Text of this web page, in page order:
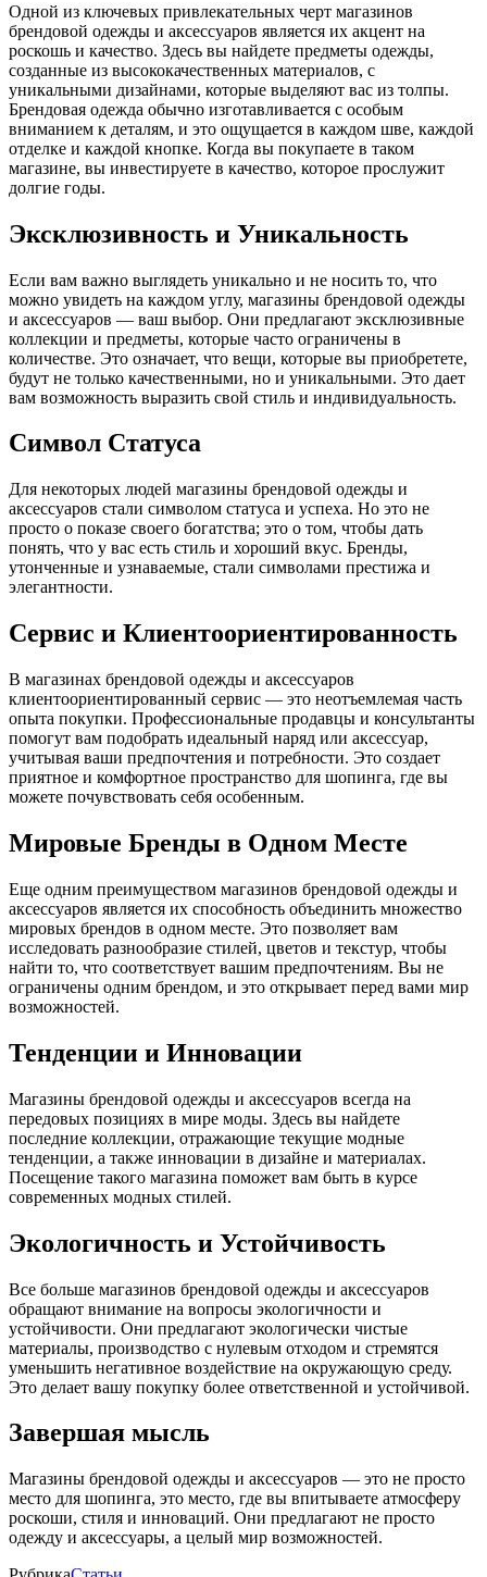
Одной из ключевых привлекательных черт магазинов
брендовой одежды и аксессуаров является их акцент на
роскошь и качество. Здесь вы найдете предметы одежды,
созданные из высококачественных материалов, с
уникальными дизайнами, которые выделяют вас из толпы.
Брендовая одежда обычно изготавливается с особым
вниманием к деталям, и это ощущается в каждом шве, каждой
отделке и каждой кнопке. Когда вы покупаете в таком
магазине, вы инвестируете в качество, которое прослужит
долгие годы.
Эксклюзивность и Уникальность
Если вам важно выглядеть уникально и не носить то, что
можно увидеть на каждом углу, магазины брендовой одежды
и аксессуаров — ваш выбор. Они предлагают эксклюзивные
коллекции и предметы, которые часто ограничены в
количестве. Это означает, что вещи, которые вы приобретете,
будут не только качественными, но и уникальными. Это дает
вам возможность выразить свой стиль и индивидуальность.
Символ Статуса
Для некоторых людей магазины брендовой одежды и
аксессуаров стали символом статуса и успеха. Но это не
просто о показе своего богатства; это о том, чтобы дать
понять, что у вас есть стиль и хороший вкус. Бренды,
утонченные и узнаваемые, стали символами престижа и
элегантности.
Сервис и Клиентоориентированность
В магазинах брендовой одежды и аксессуаров
клиентоориентированный сервис — это неотъемлемая часть
опыта покупки. Профессиональные продавцы и консультанты
помогут вам подобрать идеальный наряд или аксессуар,
учитывая ваши предпочтения и потребности. Это создает
приятное и комфортное пространство для шопинга, где вы
можете почувствовать себя особенным.
Мировые Бренды в Одном Месте
Еще одним преимуществом магазинов брендовой одежды и
аксессуаров является их способность объединить множество
мировых брендов в одном месте. Это позволяет вам
исследовать разнообразие стилей, цветов и текстур, чтобы
найти то, что соответствует вашим предпочтениям. Вы не
ограничены одним брендом, и это открывает перед вами мир
возможностей.
Тенденции и Инновации
Магазины брендовой одежды и аксессуаров всегда на
передовых позициях в мире моды. Здесь вы найдете
последние коллекции, отражающие текущие модные
тенденции, а также инновации в дизайне и материалах.
Посещение такого магазина поможет вам быть в курсе
современных модных стилей.
Экологичность и Устойчивость
Все больше магазинов брендовой одежды и аксессуаров
обращают внимание на вопросы экологичности и
устойчивости. Они предлагают экологически чистые
материалы, производство с нулевым отходом и стремятся
уменьшить негативное воздействие на окружающую среду.
Это делает вашу покупку более ответственной и устойчивой.
Завершая мысль
Магазины брендовой одежды и аксессуаров — это не просто
место для шопинга, это место, где вы впитываете атмосферу
роскоши, стиля и инноваций. Они предлагают не просто
одежду и аксессуары, а целый мир возможностей.